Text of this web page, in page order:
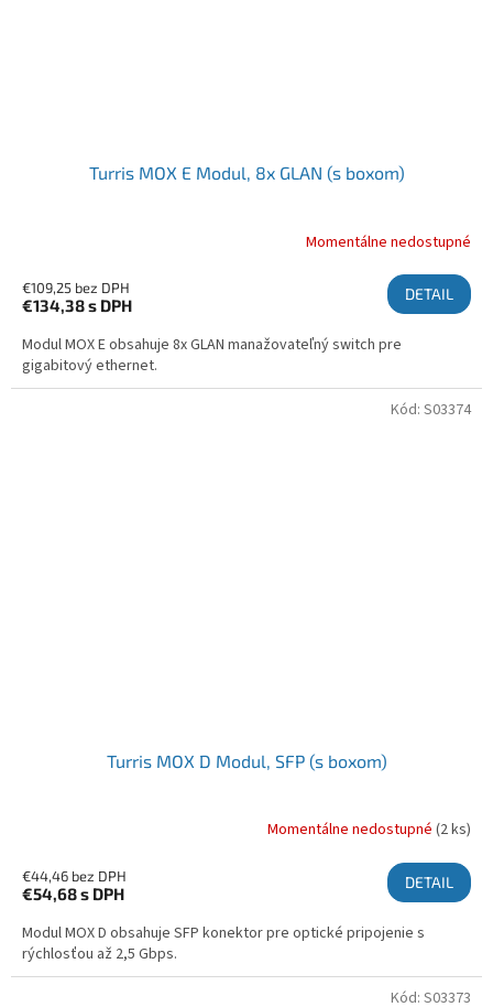
Turris MOX E Modul, 8x GLAN (s boxom)
Momentálne nedostupné
€109,25 bez DPH
€134,38s DPH
DETAIL
Modul MOX E obsahuje 8x GLAN manažovateľný switch pre
gigabitový ethernet.
Turris MOX D Modul, SFP (s boxom)
Momentálne nedostupné (2 ks)
€44,46 bez DPH
€54,68s DPH
DETAIL
Modul MOX D obsahuje SFP konektor pre optické pripojenie s
rýchlosťou až 2,5 Gbps.
Kód: S03374
Kód: S03373